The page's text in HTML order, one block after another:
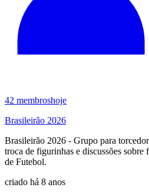
42 membroshoje
Brasileirão 2026
Brasileirão 2026 - Grupo para
troca de figurinhas e discussões
de Futebol.
criado há 8 anos